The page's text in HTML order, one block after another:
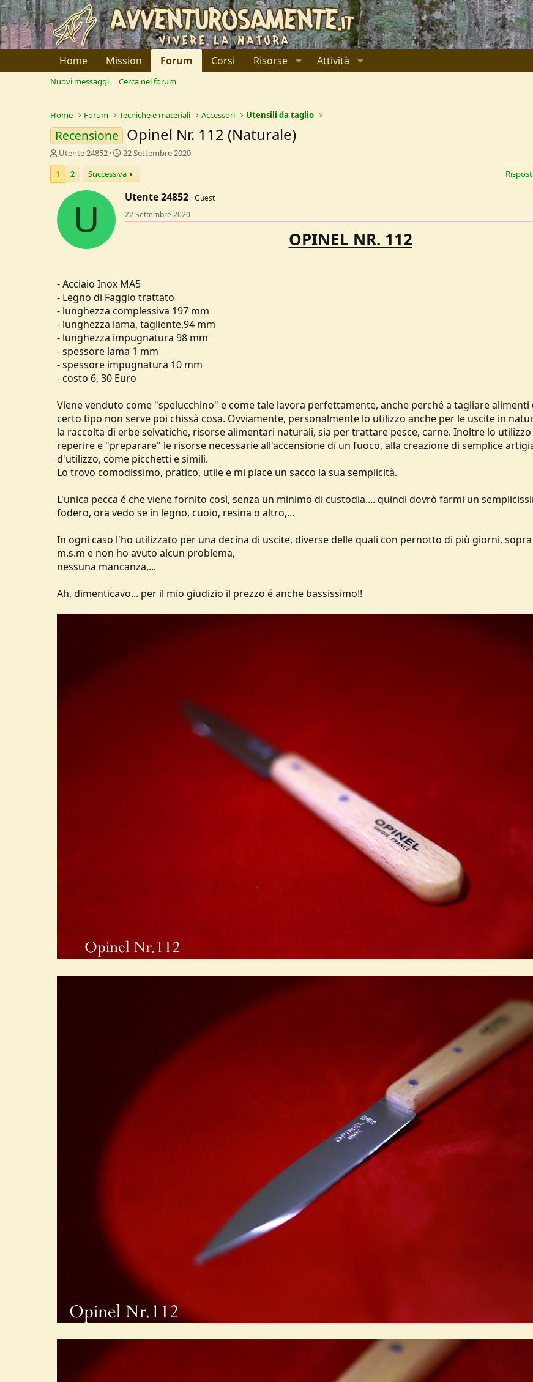
Home Mission Forum Corsi Risorse Attività
Nuovi messaggi Cerca nel forum
Home Forum Tecniche e materiali Accessori Utensili da taglio
Recensione Opinel Nr. 112 (Naturale)
C
r
e
a
o
e
D
u
s
o
n
e
Utente 24852
D
t
a
d
22 Settembre 2020
1
2 Successiva
U
Utente 24852 Guest
22 Settembre 2020
OPINEL NR. 112
- Acciaio Inox MA5
- Legno di Faggio trattato
- lunghezza complessiva 197 mm
- lunghezza lama, tagliente,94 mm
- lunghezza impugnatura 98 mm
- spessore lama 1 mm
- spessore impugnatura 10 mm
- costo 6, 30 Euro
Viene venduto come "spelucchino" e come tale lavora perfettamente, anche perché a tagliare alimenti
certo tipo non serve poi chissà cosa. Ovviamente, personalmente lo utilizzo anche per le uscite in
la raccolta di erbe selvatiche, risorse alimentari naturali, sia per trattare pesce, carne. Inoltre lo
reperire e "preparare" le risorse necessarie all'accensione di un fuoco, alla creazione di semplice
d'utilizzo, come picchetti e simili.
Lo trovo comodissimo, pratico, utile e mi piace un sacco la sua semplicità.
L'unica pecca é che viene fornito così, senza un minimo di custodia.... quindi dovrò farmi un
fodero, ora vedo se in legno, cuoio, resina o altro,...
In ogni caso l'ho utilizzato per una decina di uscite, diverse delle quali con pernotto di più giorni, sopra
m.s.m e non ho avuto alcun problema,
nessuna mancanza,...
Ah, dimenticavo... per il mio giudizio il prezzo é anche bassissimo!!